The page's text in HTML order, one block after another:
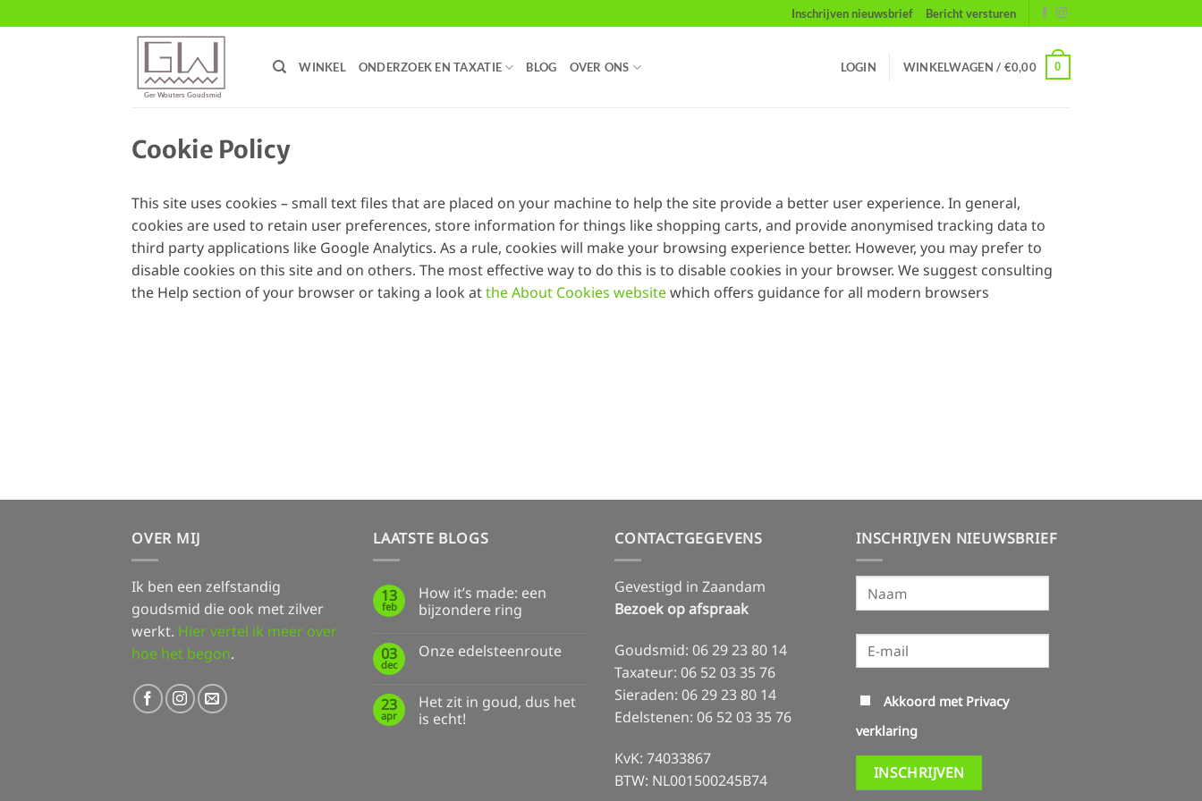
naar
Inschrijven nieuwsbrief Bericht versturen
WINKEL ONDERZOEK EN TAXATIE BLOG OVER ONS LOGIN WINKELWAGEN / €0,00 0
Cookie Policy
This site uses cookies – small text files that are placed on your machine to help the site provide a better user experience. In general,
cookies are used to retain user preferences, store information for things like shopping carts, and provide anonymised tracking data to
third party applications like Google Analytics. As a rule, cookies will make your browsing experience better. However, you may prefer to
disable cookies on this site and on others. The most effective way to do this is to disable cookies in your browser. We suggest consulting
the Help section of your browser or taking a look atthe About Cookies websitewhich offers guidance for all modern browsers
OVER MIJ
Ik ben een zelfstandig
goudsmid die ook met zilver
werkt. Hier vertel ik meer over
hoe het begon.
LAATSTE BLOGS
13
feb
How it’s made: een
bijzondere ring
op
een
bijzondere
ring
03
dec
Onze edelsteenroute
Onze
edelsteenroute
23
apr
Het zit in goud, dus het
is echt!
CONTACTGEGEVENS
Gevestigd in Zaandam
Bezoek op afspraak
Goudsmid: 06 29 23 80 14
Taxateur: 06 52 03 35 76
Sieraden: 06 29 23 80 14
Edelstenen: 06 52 03 35 76
KvK: 74033867
BTW: NL001500245B74
INSCHRIJVEN NIEUWSBRIEF
Akkoord met Privacy
verklaring
INSCHRIJVEN